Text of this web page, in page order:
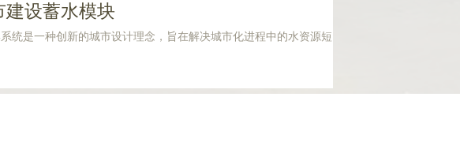
设蓄水模块
统是一种创新的城市设计理念，旨在解决城市化进程中的水资源短